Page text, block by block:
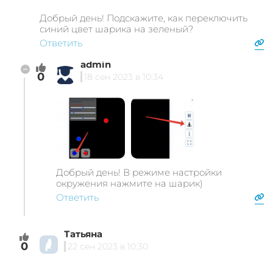
Добрый день! Подскажите, как переключить
синий цвет шарика на зеленый?
Ответить
0
admin
18 сен 2023 в 10:34
Добрый день! В режиме настройки
окружения нажмите на шарик)
Ответить
0
Татьяна
22 сен 2023 в 10:30